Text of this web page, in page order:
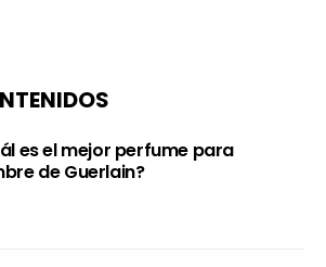
es el mejor perfume para
de Guerlain?